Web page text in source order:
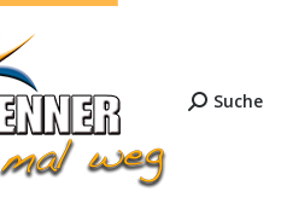
Search:
Suche